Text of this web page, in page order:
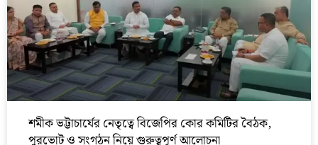
শমীক ভট্টাচার্যের নেতৃত্বে বিজেপির কোর কমিটির বৈঠক,
পুরভোট ও সংগঠন নিয়ে গুরুত্বপূর্ণ আলোচনা